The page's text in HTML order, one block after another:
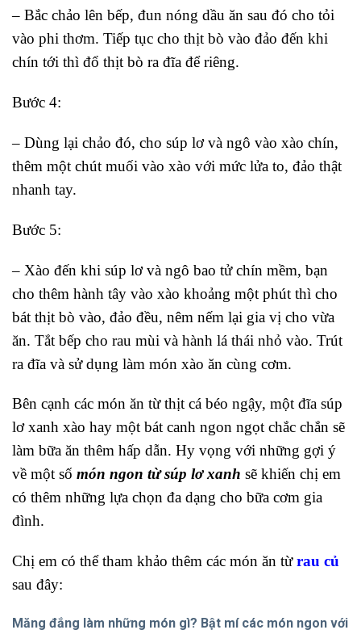
– Bắc chảo lên bếp, đun nóng dầu ăn sau đó cho tỏi
vào phi thơm. Tiếp tục cho thịt bò vào đảo đến khi
chín tới thì đổ thịt bò ra đĩa để riêng.
Bước 4:
– Dùng lại chảo đó, cho súp lơ và ngô vào xào chín,
thêm một chút muối vào xào với mức lửa to, đảo thật
nhanh tay.
Bước 5:
– Xào đến khi súp lơ và ngô bao tử chín mềm, bạn
cho thêm hành tây vào xào khoảng một phút thì cho
bát thịt bò vào, đảo đều, nêm nếm lại gia vị cho vừa
ăn. Tắt bếp cho rau mùi và hành lá thái nhỏ vào. Trút
ra đĩa và sử dụng làm món xào ăn cùng cơm.
Bên cạnh các món ăn từ thịt cá béo ngậy, một đĩa súp
lơ xanh xào hay một bát canh ngon ngọt chắc chắn sẽ
làm bữa ăn thêm hấp dẫn. Hy vọng với những gợi ý
về một số món ngon từ súp lơ xanh sẽ khiến chị em
có thêm những lựa chọn đa dạng cho bữa cơm gia
đình.
Chị em có thể tham khảo thêm các món ăn từrau củ
sau đây:
Măng đắng làm những món gì? Bật mí các món ngon với